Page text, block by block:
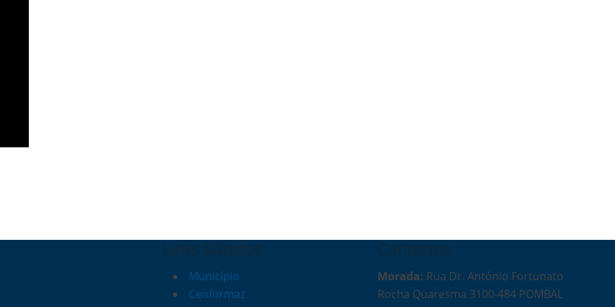
Links Rápidos
Município
Cenformaz
Contactos
Morada: Rua Dr. António Fortunato
Rocha Quaresma 3100-484 POMBAL